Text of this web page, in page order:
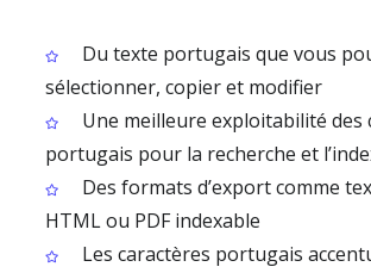
Du texte portugais que vous
sélectionner, copier et modifier
Une meilleure exploitabilité des
portugais pour la recherche et
Des formats d’export comme
HTML ou PDF indexable
Les caractères portugais